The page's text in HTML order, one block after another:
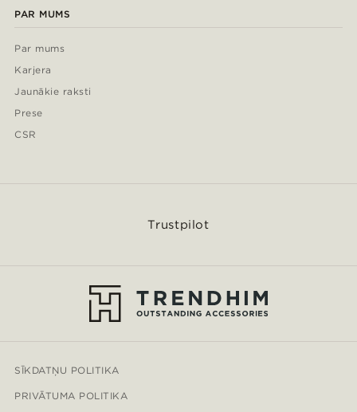
PAR MUMS
Par mums
Karjera
Jaunākie raksti
Prese
CSR
Trustpilot
SĪKDATŅU POLITIKA
PRIVĀTUMA POLITIKA